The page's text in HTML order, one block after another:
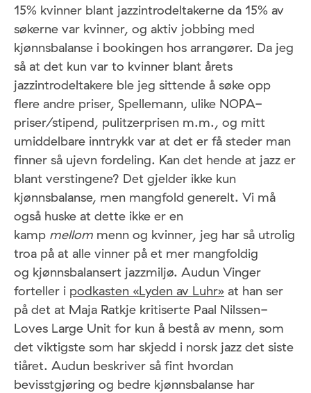
15% kvinner blant jazzintrodeltakerne da 15% av
søkerne var kvinner, og aktiv jobbing med
kjønnsbalanse i bookingen hos arrangører. Da jeg
så at det kun var to kvinner blant årets
jazzintrodeltakere ble jeg sittende å søke opp
flere andre priser, Spellemann, ulike NOPA-
priser/stipend, pulitzerprisen m.m., og mitt
umiddelbare inntrykk var at det er få steder man
finner så ujevn fordeling. Kan det hende at jazz er
blant verstingene? Det gjelder ikke kun
kjønnsbalanse, men mangfold generelt. Vi må
også huske at dette ikke er en
kamp mellom menn og kvinner, jeg har så utrolig
troa på at alle vinner på et mer mangfoldig
og kjønnsbalansert jazzmiljø. Audun Vinger
forteller i podkasten «Lyden av Luhr» at han ser
på det at Maja Ratkje kritiserte Paal Nilssen-
Loves Large Unit for kun å bestå av menn, som
det viktigste som har skjedd i norsk jazz det siste
tiåret. Audun beskriver så fint hvordan
bevisstgjøring og bedre kjønnsbalanse har